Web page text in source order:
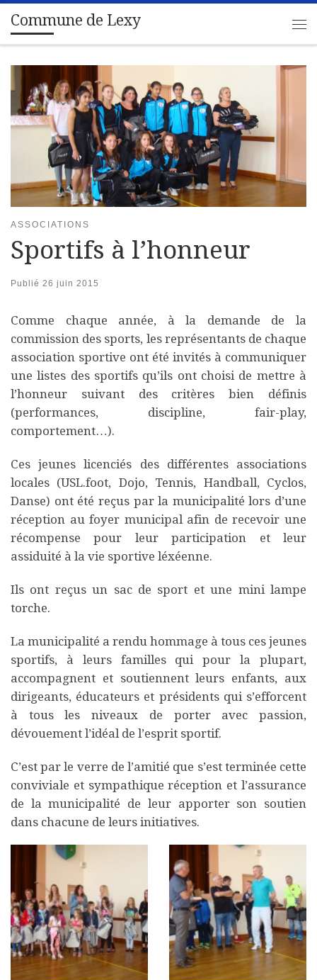
Passer au contenu
Commune de Lexy
ASSOCIATIONS
Sportifs à l’honneur
Publié 26 juin 2015
Comme chaque année, à la demande de la
commission des sports, les représentants de chaque
association sportive ont été invités à communiquer
une listes des sportifs qu’ils ont choisi de mettre à
l’honneur suivant des critères bien définis
(performances, discipline, fair-play,
comportement…).
Ces jeunes licenciés des différentes associations
locales (USL.foot, Dojo, Tennis, Handball, Cyclos,
Danse) ont été reçus par la municipalité lors d’une
réception au foyer municipal afin de recevoir une
récompense pour leur participation et leur
assiduité à la vie sportive léxéenne.
Ils ont reçus un sac de sport et une mini lampe
torche.
La municipalité a rendu hommage à tous ces jeunes
sportifs, à leurs familles qui pour la plupart,
accompagnent et soutiennent leurs enfants, aux
dirigeants, éducateurs et présidents qui s’efforcent
à tous les niveaux de porter avec passion,
dévouement l’idéal de l’esprit sportif.
C’est par le verre de l’amitié que s’est terminée cette
conviviale et sympathique réception et l’assurance
de la municipalité de leur apporter son soutien
dans chacune de leurs initiatives.